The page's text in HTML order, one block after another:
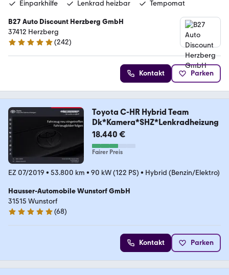
Einparkhilfe
Lenkrad heizbar Tempomat
B27 Auto Discount Herzberg GmbH
37412 Herzberg
4.8 Sterne
(242)
Kontakt Parken
Toyota C-HR Hybrid Team
Dk*Kamera*SHZ*Lenkradheizung
18.440 €
Fairer Preis
EZ 07/2019 • 53.800 km • 90 kW (122 PS) • Hybrid (Benzin/Elektro)
Hausser-Automobile Wunstorf GmbH
31515 Wunstorf
4.9 Sterne
(68)
Kontakt Parken